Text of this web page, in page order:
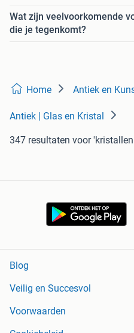
Wat zijn veelvoorkomende
die je tegenkomt?
Home Antiek en
Antiek | Glas en Kristal
347 resultaten voor
Blog
Veilig en Succesvol
Voorwaarden